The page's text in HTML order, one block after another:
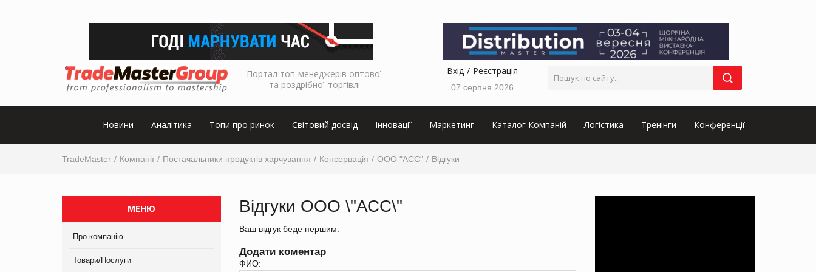
Портал топ-менеджерів оптової
та роздрібної торгівлі
Вхід Реєстрація
07 серпня 2026
Новини Аналітика Топи про ринок Світовий досвід Інновації Маркетинг Каталог Компаній Логістика Тренінги Конференції
TradeMaster Компанії Постачальники продуктів харчування Консервація ООО "АСС" Відгуки
МЕНЮ
Про компанію
Товари/Послуги
Відгуки ООО \"АСС\"
Ваш відгук беде першим.
Додати коментар
ФИО: